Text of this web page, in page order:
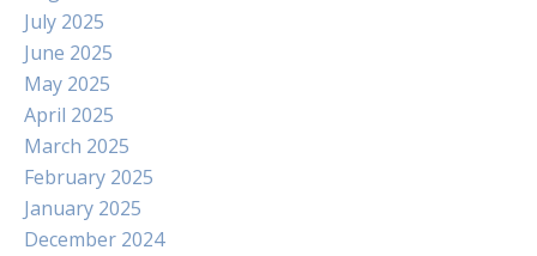
July 2025
June 2025
May 2025
April 2025
March 2025
February 2025
January 2025
December 2024